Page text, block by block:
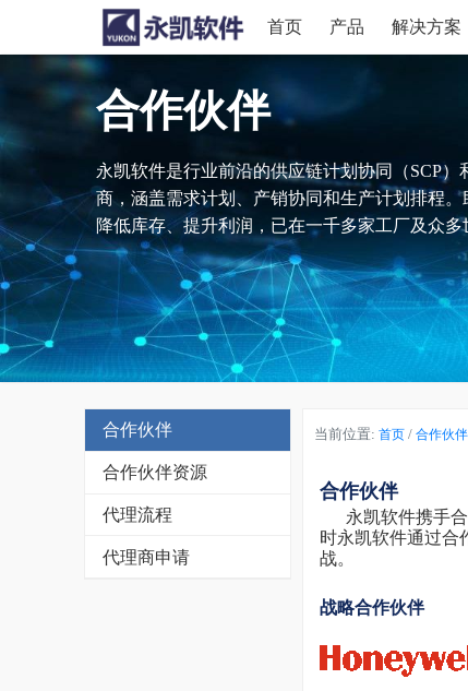
首页 产品 解决方案
合作伙伴
永凯软件是行业前沿的供应链计划协同（SCP
商，涵盖需求计划、产销协同和生产计划排程
降低库存、提升利润，已在一千多家工厂及众多
合作伙伴
合作伙伴资源
代理流程
代理商申请
当前位置: 首页 / 合作伙伴
合作伙伴
永凯软件携手
时永凯软件通过合
战。
战略合作伙伴